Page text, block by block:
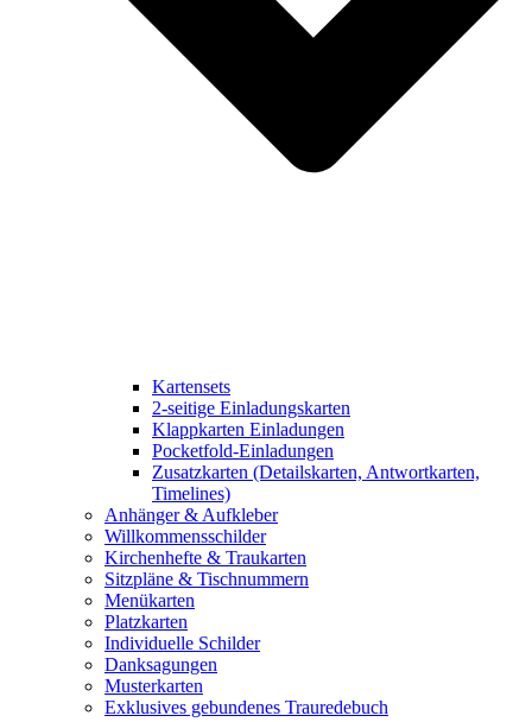
Kartensets
2-seitige Einladungskarten
Klappkarten Einladungen
Pocketfold-Einladungen
Zusatzkarten (Detailskarten, Antwortkarten,
Timelines)
Anhänger & Aufkleber
Willkommensschilder
Kirchenhefte & Traukarten
Sitzpläne & Tischnummern
Menükarten
Platzkarten
Individuelle Schilder
Danksagungen
Musterkarten
Exklusives gebundenes Trauredebuch